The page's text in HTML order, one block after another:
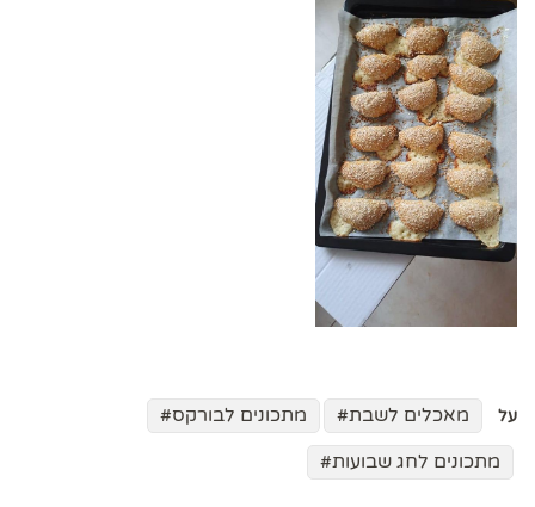
על מאכלים לשבת
מתכונים לבורקס
מתכונים לחג שבועות